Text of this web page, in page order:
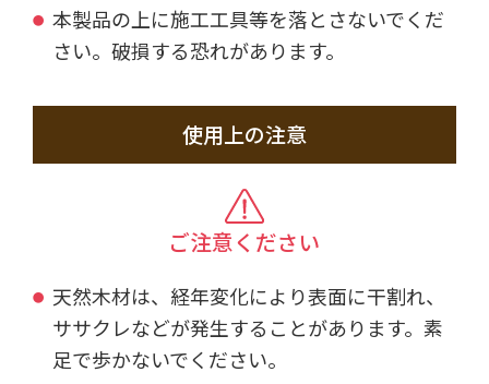
本製品の上に施工工具等を落とさないでくだ
さい。破損する恐れがあります。
使用上の注意
ご注意ください
天然木材は、経年変化により表面に干割れ、
ササクレなどが発生することがあります。素
足で歩かないでください。